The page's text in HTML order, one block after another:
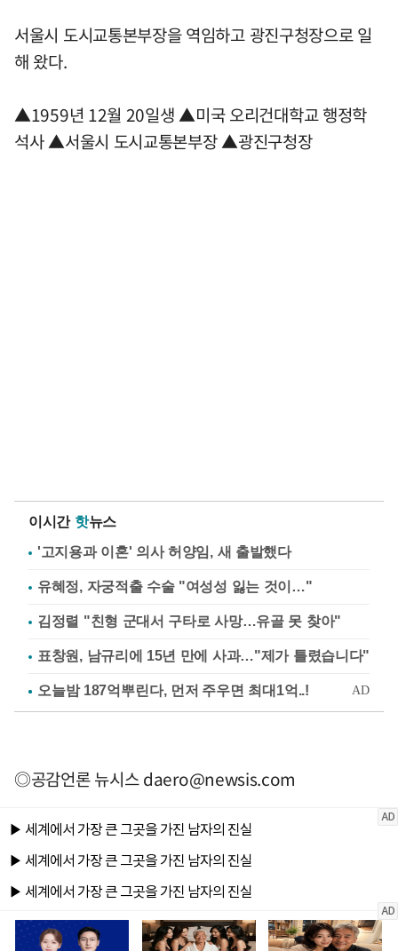
서울시 도시교통본부장을 역임하고 광진구청장으로 일
해 왔다.
▲1959년 12월 20일생 ▲미국 오리건대학교 행정학
석사 ▲서울시 도시교통본부장 ▲광진구청장
이시간 핫뉴스
'고지용과 이혼' 의사 허양임, 새 출발했다
유혜정, 자궁적출 수술 "여성성 잃는 것이…"
김정렬 "친형 군대서 구타로 사망…유골 못 찾아"
표창원, 남규리에 15년 만에 사과…"제가 틀렸습니다"
◎공감언론 뉴시스daero@newsis.com